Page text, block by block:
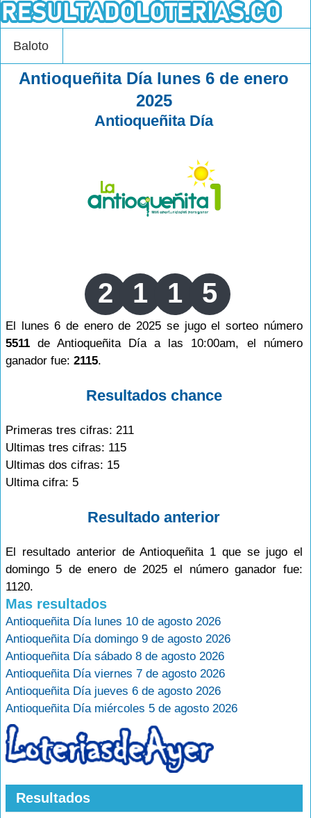
Baloto
Antioqueñita Día lunes 6 de enero
2025
Antioqueñita Día
2 1 1 5
El lunes 6 de enero de 2025 se jugo el sorteo número
5511 de Antioqueñita Día a las 10:00am, el número
ganador fue: 2115.
Resultados chance
Primeras tres cifras: 211
Ultimas tres cifras: 115
Ultimas dos cifras: 15
Ultima cifra: 5
Resultado anterior
El resultado anterior de Antioqueñita 1 que se jugo el
domingo 5 de enero de 2025 el número ganador fue:
1120.
Mas resultados
Antioqueñita Día lunes 10 de agosto 2026
Antioqueñita Día domingo 9 de agosto 2026
Antioqueñita Día sábado 8 de agosto 2026
Antioqueñita Día viernes 7 de agosto 2026
Antioqueñita Día jueves 6 de agosto 2026
Antioqueñita Día miércoles 5 de agosto 2026
Resultados